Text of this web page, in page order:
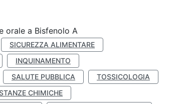
orale a Bisfenolo A
SICUREZZA ALIMENTARE
INQUINAMENTO
SALUTE PUBBLICA
TOSSICOLOGIA
CHIMICHE